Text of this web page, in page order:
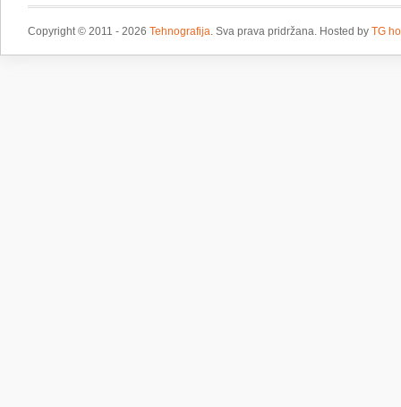
Copyright © 2011 - 2026 Tehnografija. Sva prava pridržana. Hosted by TG